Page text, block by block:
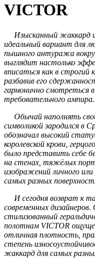
VICTOR
Изысканный жаккард
идеальный вариант для
пышного антуража
выглядит настолько
вписаться как в строгий
разбавив его
гармонично смотреться
требовательного ампира.
Обычай наполнять
символикой зародился в
обозначал высокий
королевской крови,
было представить себе
на стенах, тяжёлых
изображений личного
самых разных
И сегодня возврат к
современных
стилизованный
полотнам VICTOR
отличная плотность,
степень
жаккард для самых